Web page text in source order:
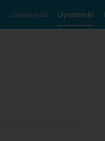
Zmenkovati Uporabniki